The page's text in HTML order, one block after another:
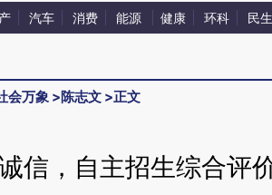
汽车 消费 能源 健康 环科 民生
会万象 >陈志文 >正文
信，自主招生综合评